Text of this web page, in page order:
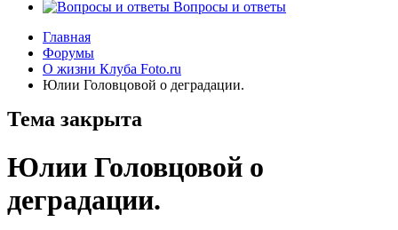
Вопросы и ответы
Главная
Форумы
О жизни Клуба Foto.ru
Юлии Головцовой о деградации.
Тема закрыта
Юлии Головцовой о
деградации.